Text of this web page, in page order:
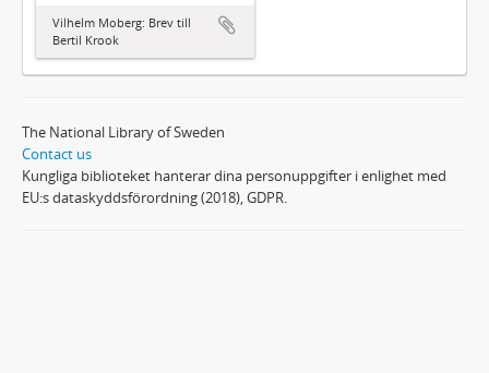
Vilhelm Moberg: Brev till
Bertil Krook
The National Library of Sweden
Contact us
Kungliga biblioteket hanterar dina personuppgifter i enlighet med
EU:s dataskyddsförordning (2018), GDPR.